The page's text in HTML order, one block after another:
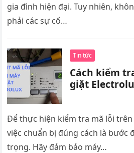
gia đình hiện đại. Tuy nhiên,
phải các sự cố…
Tin tức
Cách kiểm
giặt
Để thực hiện kiểm tra mã lỗi
việc chuẩn bị đúng cách là bước
trọng. Hãy đảm bảo máy…